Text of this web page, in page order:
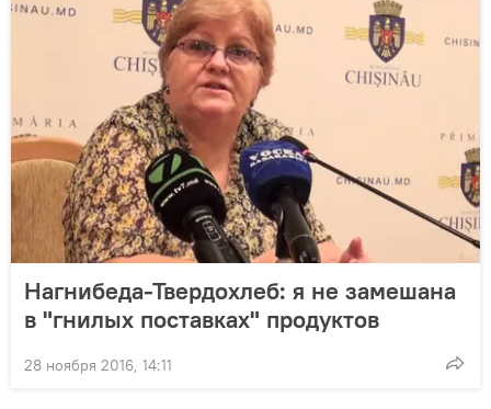
Нагнибеда-Твердохлеб: я не замешана
в "гнилых поставках" продуктов
28 ноября 2016, 14:11